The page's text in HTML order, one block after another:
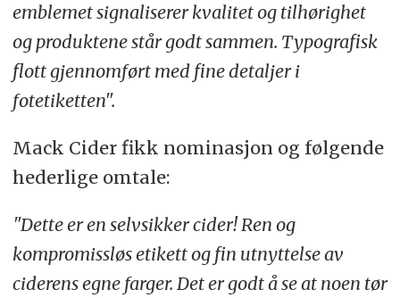
emblemet signaliserer kvalitet og tilhørighet
og produktene står godt sammen. Typografisk
flott gjennomført med fine detaljer i
fotetiketten".
Mack Cider fikk nominasjon og følgende
hederlige omtale:
"Dette er en selvsikker cider! Ren og
kompromissløs etikett og fin utnyttelse av
ciderens egne farger. Det er godt å se at noen tør